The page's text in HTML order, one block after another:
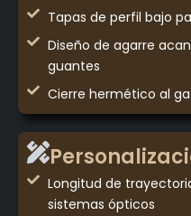
Tapas de perfil bajo
Diseño de agarre
guantes
Cierre hermético al
Longitud de
sistemas ópticos